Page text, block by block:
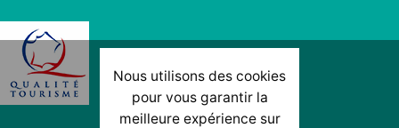
Nous utilisons des cookies
pour vous garantir la
meilleure expérience sur